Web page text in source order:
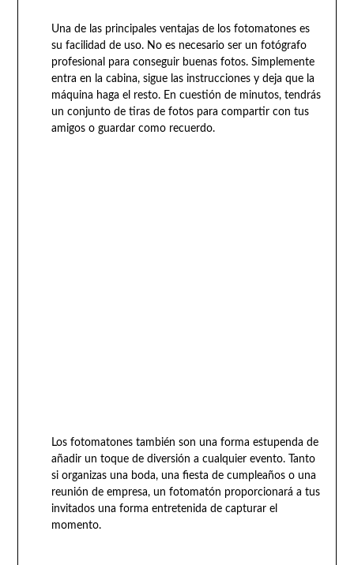
Una de las principales ventajas de los fotomatones es
su facilidad de uso. No es necesario ser un fotógrafo
profesional para conseguir buenas fotos. Simplemente
entra en la cabina, sigue las instrucciones y deja que la
máquina haga el resto. En cuestión de minutos, tendrás
un conjunto de tiras de fotos para compartir con tus
amigos o guardar como recuerdo.
Los fotomatones también son una forma estupenda de
añadir un toque de diversión a cualquier evento. Tanto
si organizas una boda, una fiesta de cumpleaños o una
reunión de empresa, un fotomatón proporcionará a tus
invitados una forma entretenida de capturar el
momento.